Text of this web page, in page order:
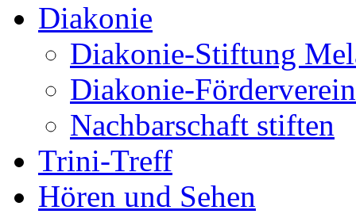
Diakonie
Diakonie-Stiftung
Diakonie-
Nachbarschaft stiften
Trini-Treff
Hören und Sehen